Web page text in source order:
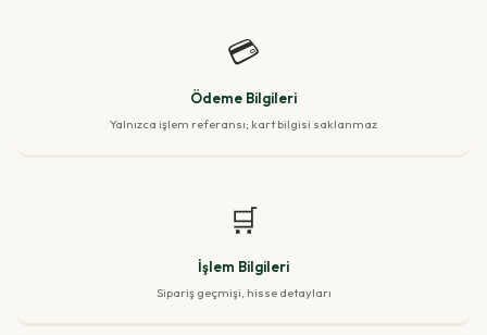
💳
Ödeme Bilgileri
Yalnızca işlem referansı; kart bilgisi saklanmaz
🛒
İşlem Bilgileri
Sipariş geçmişi, hisse detayları